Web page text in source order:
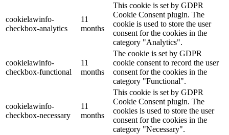
cookielawinfo-
checkbox-analytics
11
months
This cookie is set by GDPR
Cookie Consent plugin. The
cookie is used to store the user
consent for the cookies in the
category "Analytics".
cookielawinfo-
checkbox-functional
11
months
The cookie is set by GDPR
cookie consent to record the user
consent for the cookies in the
category "Functional".
cookielawinfo-
checkbox-necessary
11
months
This cookie is set by GDPR
Cookie Consent plugin. The
cookies is used to store the user
consent for the cookies in the
category "Necessary".